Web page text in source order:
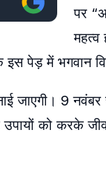
पर
पेड़ में भगवान
जाएगी। 9
को करके